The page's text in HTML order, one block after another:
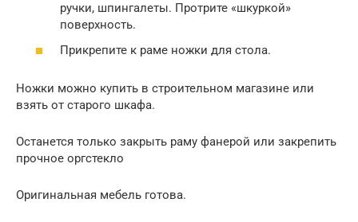
ручки, шпингалеты. Протрите «шкуркой»
поверхность.
Прикрепите к раме ножки для стола.
Ножки можно купить в строительном магазине или
взять от старого шкафа.
Останется только закрыть раму фанерой или закрепить
прочное оргстекло
Оригинальная мебель готова.